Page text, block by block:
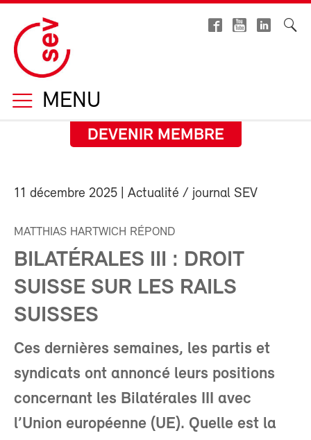
MENU
DEVENIR MEMBRE
11 décembre 2025 | Actualité / journal SEV
MATTHIAS HARTWICH RÉPOND
BILATÉRALES III : DROIT
SUISSE SUR LES RAILS
SUISSES
Ces dernières semaines, les partis et
syndicats ont annoncé leurs positions
concernant les Bilatérales III avec
l’Union européenne (UE). Quelle est la